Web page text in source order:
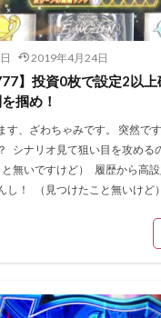
2019年4月24日
】投資0枚で設定2以上
掴め！
す、ざわちゃみです。 突然で
シナリオ見て狙い目を攻める
無いですけど） 履歴から高
し！ （見つけたこと無いけど